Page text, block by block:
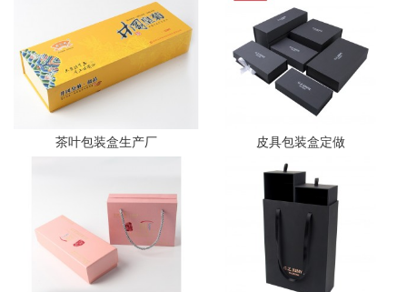
茶叶包装盒生产厂 皮具包装盒定做